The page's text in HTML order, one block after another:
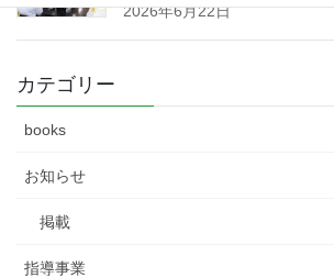
2026年6月22日
カテゴリー
books
お知らせ
掲載
指導事業